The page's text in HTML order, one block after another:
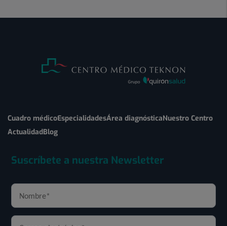
Cuadro médicoEspecialidadesÁrea diagnósticaNuestro Centro
ActualidadBlog
Suscríbete a nuestra Newsletter